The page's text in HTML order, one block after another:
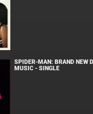
SPIDER-MAN: BRAND NEW
MUSIC - SINGLE